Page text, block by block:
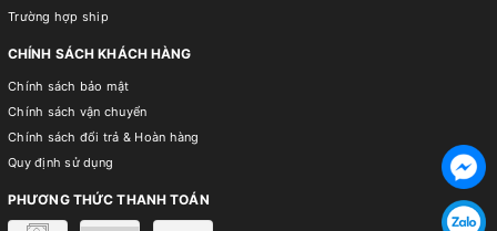
Trường hợp ship
CHÍNH SÁCH KHÁCH HÀNG
Chính sách bảo mật
Chính sách vận chuyển
Chính sách đổi trả & Hoàn hàng
Quy định sử dụng
PHƯƠNG THỨC THANH TOÁN